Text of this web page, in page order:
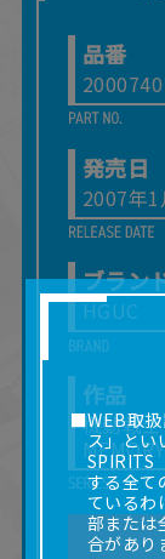
品番
2000740
発売日
2007年
ブラン
HGUC
作品
機動戦
MEMORY
■WEB取扱
ス」とい
SPIRITS
する全て
ているわ
部または
合があり